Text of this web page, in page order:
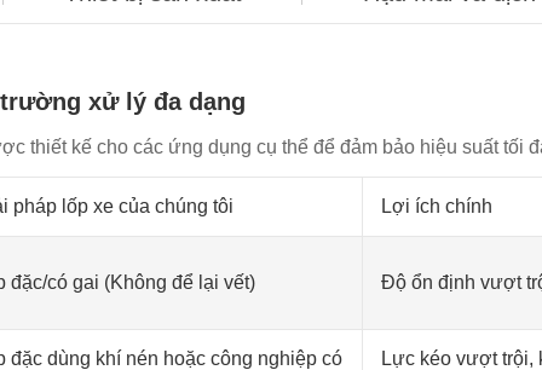
xử lý đa dạng
thiết kế cho các ứng dụng cụ thể để đảm bảo hiệu suất tối
pháp lốp xe của chúng tôi Lợi ích chính
đặc/có gai (Không để lại vết) Độ ổn định vượt
đặc dùng khí nén hoặc công nghiệp có
Lực kéo vượt trội,